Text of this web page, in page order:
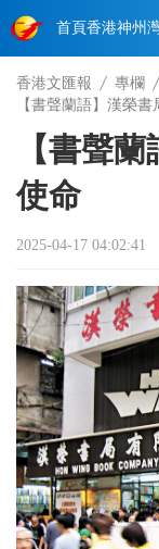
首頁香港神州
香港文匯報 專欄
【書聲蘭語】漢榮
【書聲
使命
2025-04-17 04:02:41